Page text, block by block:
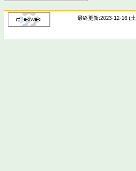
最終更新:2023-12-16 (